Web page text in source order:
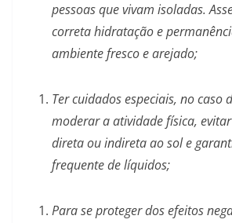
pessoas que vivam isoladas.
correta hidratação e
ambiente fresco e arejado;
Ter cuidados especiais, no caso
moderar a atividade física,
direta ou indireta ao sol e
frequente de líquidos;
Para se proteger dos efeitos